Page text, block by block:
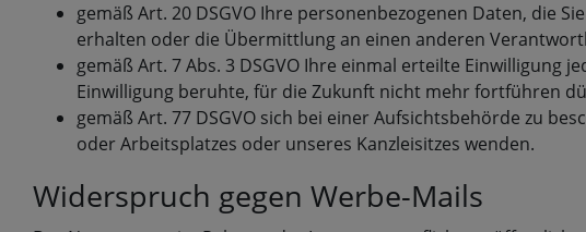
gemäß Art. 20 DSGVO Ihre personenbezogenen Daten, die
erhalten oder die Übermittlung an einen anderen
gemäß Art. 7 Abs. 3 DSGVO Ihre einmal erteilte Einwilligung
Einwilligung beruhte, für die Zukunft nicht mehr fortführen
gemäß Art. 77 DSGVO sich bei einer Aufsichtsbehörde zu
oder Arbeitsplatzes oder unseres Kanzleisitzes wenden.
Widerspruch gegen Werbe-Mails